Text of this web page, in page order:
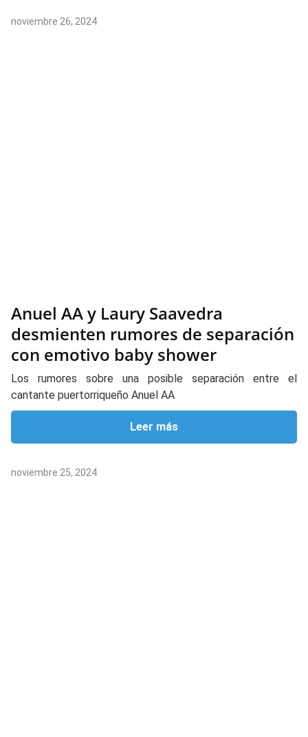
noviembre 26, 2024
Anuel AA y Laury Saavedra
desmienten rumores de separación
con emotivo baby shower
Los rumores sobre una posible separación entre el
cantante puertorriqueño Anuel AA
Leer más
noviembre 25, 2024